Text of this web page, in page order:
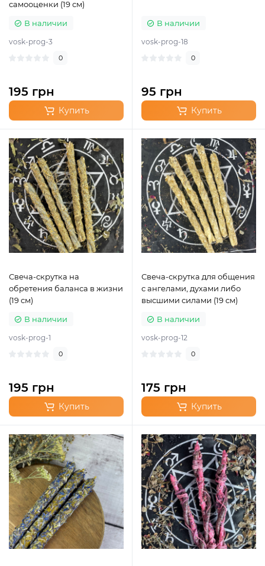
самооценки (19 см)
В наличии
vosk-prog-3
0
195 грн
Купить
В наличии
vosk-prog-18
0
95 грн
Купить
Свеча-скрутка на
обретения баланса в жизни
(19 см)
В наличии
vosk-prog-1
0
195 грн
Купить
Свеча-скрутка для общения
с ангелами, духами либо
высшими силами (19 см)
В наличии
vosk-prog-12
0
175 грн
Купить